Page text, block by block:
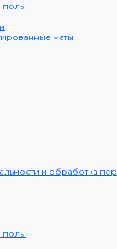
полы
маты
и обработка
полы